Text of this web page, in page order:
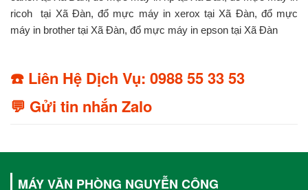
ricoh tại Xã Đàn, đổ mực máy in xerox tại Xã Đàn, đổ mực
máy in brother tại Xã Đàn, đổ mực máy in epson tại Xã Đàn
☎️ Liên Hệ Dịch Vụ: 0988 55 33 53
💬 Gửi tin nhắn Zalo
MÁY VĂN PHÒNG NGUYỄN CÔNG